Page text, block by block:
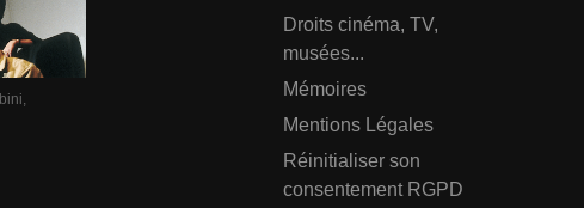
Droits cinéma, TV,
musées...
Mémoires
Mentions Légales
Réinitialiser son
consentement RGPD